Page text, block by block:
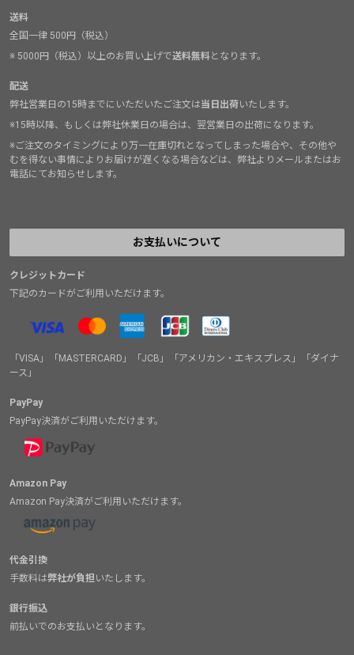
送料
全国一律 500円（税込）
※ 5000円（税込）以上のお買い上げで送料無料となります。
配送
弊社営業日の15時までにいただいたご注文は当日出荷いたします。
※15時以降、もしくは弊社休業日の場合は、翌営業日の出荷になります。
※ご注文のタイミングにより万一在庫切れとなってしまった場合や、その他や
むを得ない事情によりお届けが遅くなる場合などは、弊社よりメールまたはお
電話にてお知らせします。
お支払いについて
クレジットカード
下記のカードがご利用いただけます。
「VISA」「MASTERCARD」「JCB」「アメリカン・エキスプレス」「ダイナ
ース」
PayPay
PayPay決済がご利用いただけます。
Amazon Pay
Amazon Pay決済がご利用いただけます。
代金引換
手数料は弊社が負担いたします。
銀行振込
前払いでのお支払いとなります。